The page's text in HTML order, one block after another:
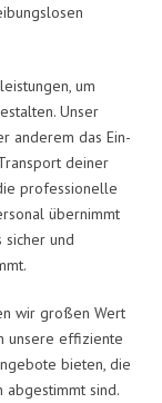
um
Unser
anderem das Ein-
deiner
professionelle
übernimmt
sicher und
wir großen Wert
unsere effiziente
bieten, die
sind.